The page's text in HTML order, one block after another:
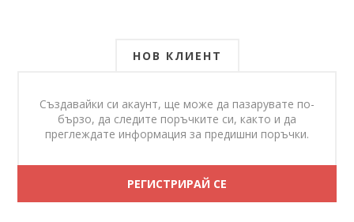
НОВ КЛИЕНТ
Създавайки си акаунт, ще може да пазарувате по-
бързо, да следите поръчките си, както и да
преглеждате информация за предишни поръчки.